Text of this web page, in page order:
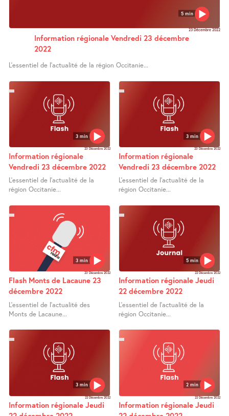
5 min
23 Décembre 2022
Information régionale Vendredi 23 décembre
2022
L’essentiel de l’actualité de la région Occitanie...
3 min
23 Décembre 2022
Information régionale
Vendredi 23 décembre 2022
L’essentiel de l’actualité de la
région Occitanie...
3 min
23 Décembre 2022
Information régionale
Vendredi 23 décembre 2022
L’essentiel de l’actualité de la
région Occitanie...
3 min
23 Décembre 2022
Flash Monts de Lacaune 23
décembre 2022
L’essentiel de l’actualité des
Monts de Lacaune...
5 min
22 Décembre 2022
Information régionale Jeudi
22 décembre 2022
L’essentiel de l’actualité de la
région Occitanie...
3 min
22 Décembre 2022
Information régionale Jeudi
2 min
22 Décembre 2022
Information régionale Jeudi